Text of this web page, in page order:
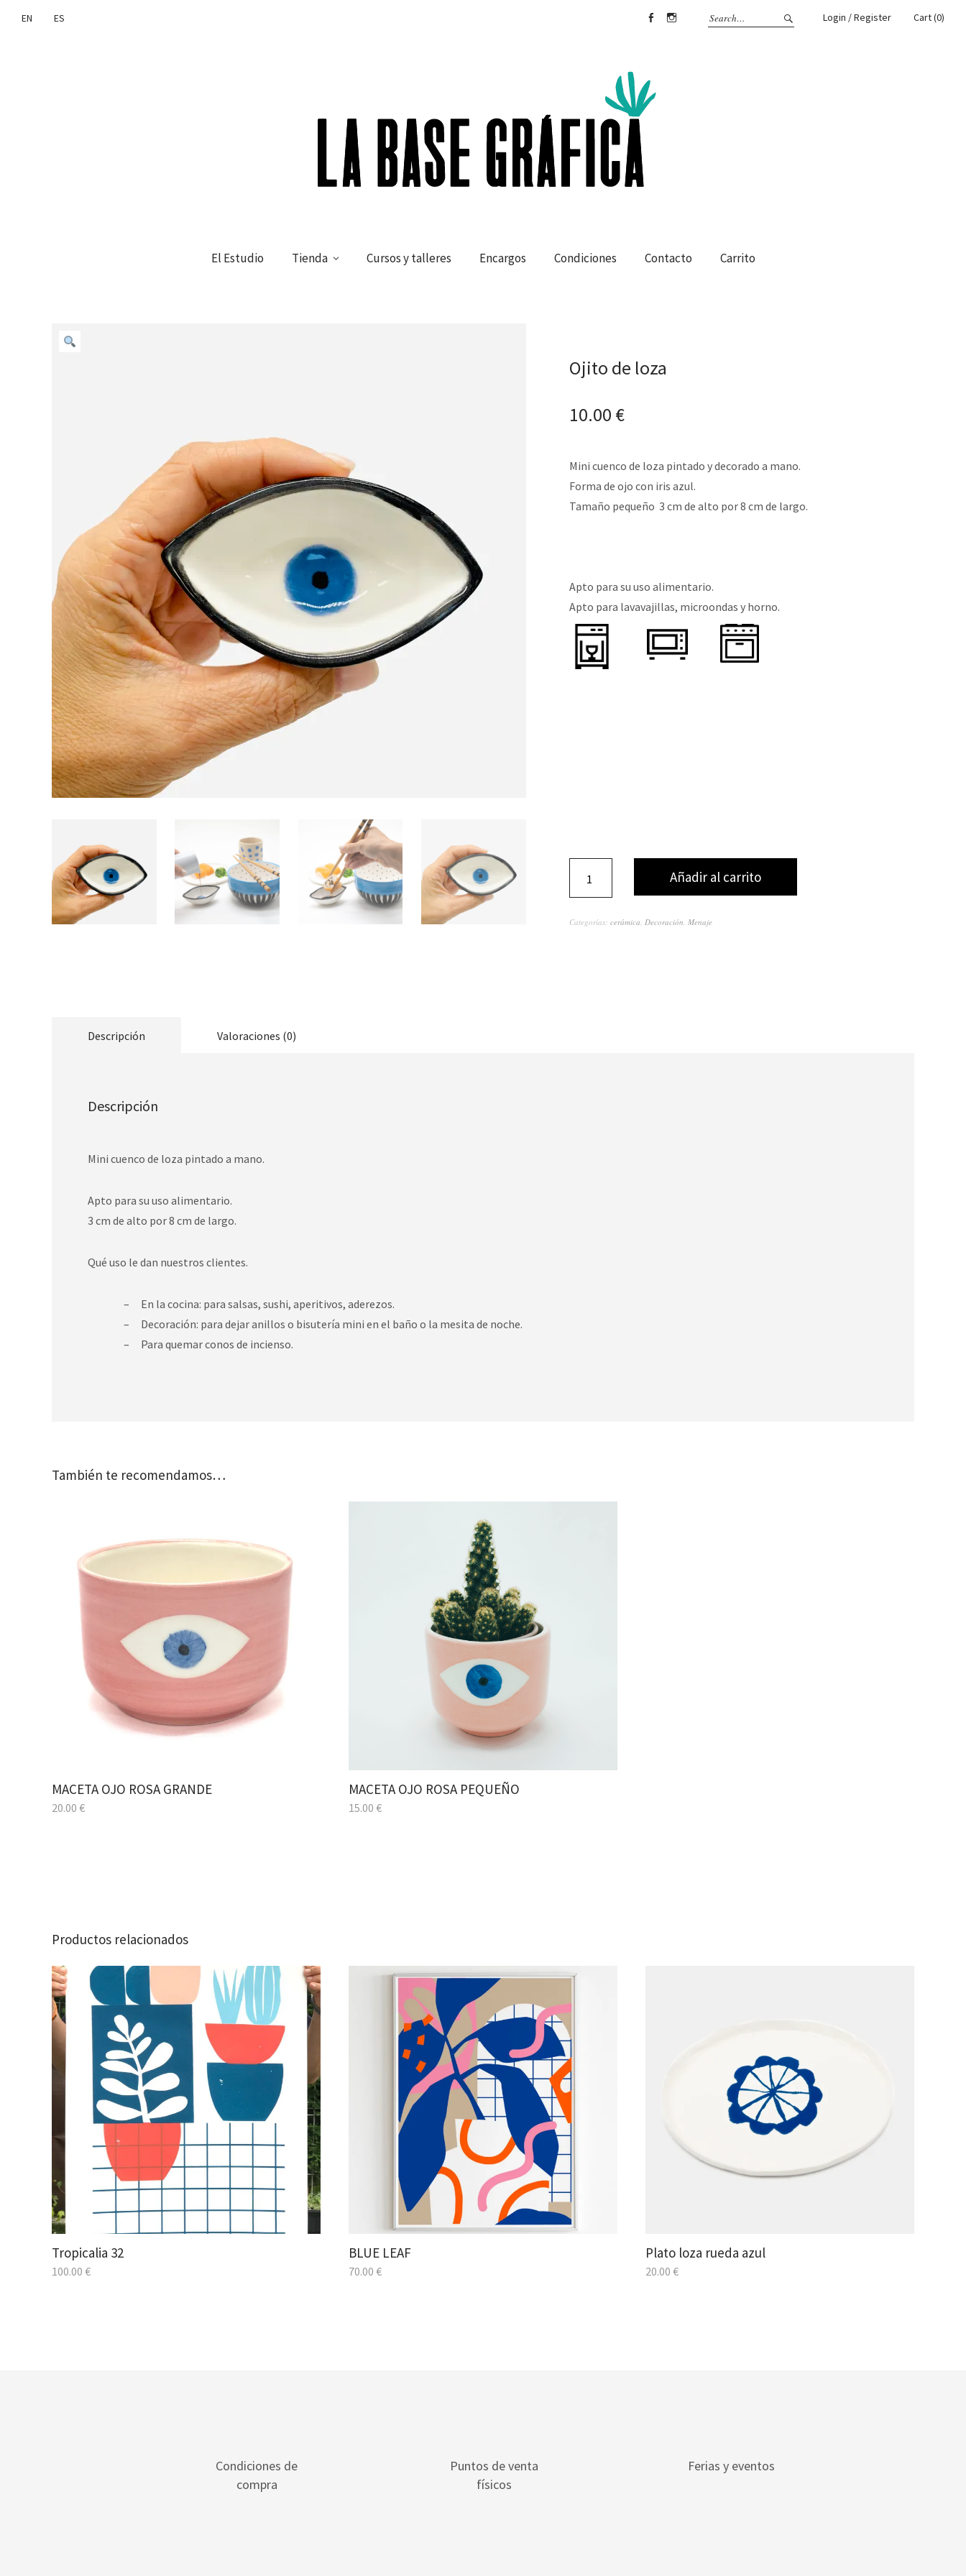
EN
ES
Login / Register Cart (0)
El Estudio Tienda Cursos y talleres Encargos Condiciones Contacto Carrito
Ojito de loza
10.00 €
Mini cuenco de loza pintado y decorado a mano.
Forma de ojo con iris azul.
Tamaño pequeño 3 cm de alto por 8 cm de largo.
Apto para su uso alimentario.
Apto para lavavajillas, microondas y horno.
Añadir al carrito
Categorías: cerámica, Decoración, Menaje
Descripción Valoraciones (0)
Descripción
Mini cuenco de loza pintado a mano.
Apto para su uso alimentario.
3 cm de alto por 8 cm de largo.
Qué uso le dan nuestros clientes.
En la cocina: para salsas, sushi, aperitivos, aderezos.
Decoración: para dejar anillos o bisutería mini en el baño o la mesita de noche.
Para quemar conos de incienso.
También te recomendamos…
MACETA OJO ROSA GRANDE
20.00 €
MACETA OJO ROSA PEQUEÑO
15.00€
Productos relacionados
Tropicalia 32
100.00 €
BLUE LEAF
70.00€
Plato loza rueda azul
20.00€
Condiciones de
compra
Puntos de venta
físicos
Ferias y eventos